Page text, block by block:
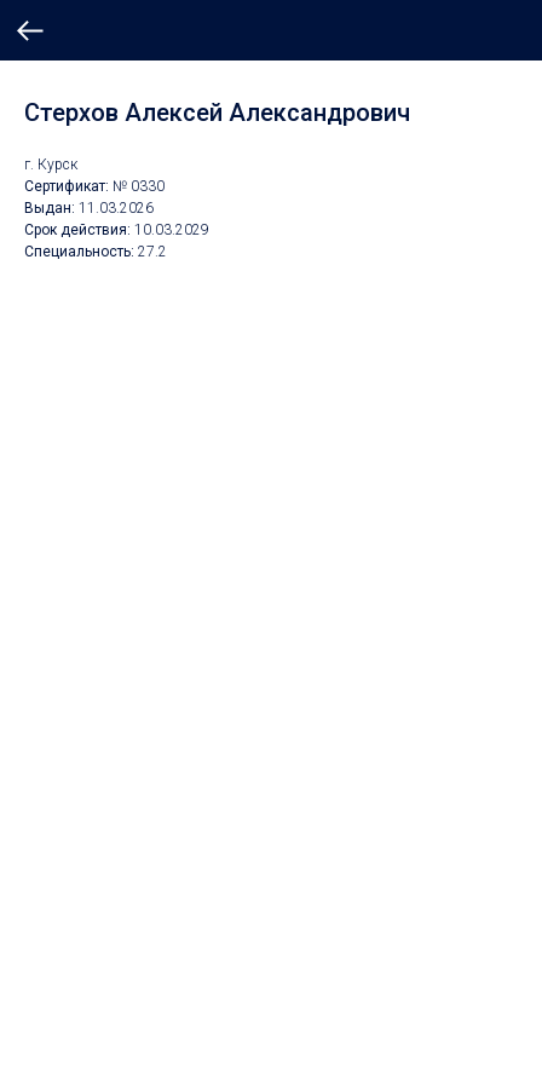
Стерхов Алексей Александрович
г. Курск
Сертификат: № 0330
Выдан: 11 .03.2026
Срок действия: 10.03.2029
Специальность: 27.2